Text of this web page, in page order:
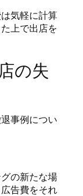
気軽に計算
上で出店を
の失
事例につい
の新たな場
告費をそれ